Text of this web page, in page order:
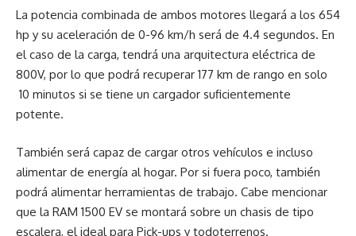
La potencia combinada de ambos motores llegará a los 654
hp y su aceleración de 0-96 km/h será de 4.4 segundos. En
el caso de la carga, tendrá una arquitectura eléctrica de
800V, por lo que podrá recuperar 177 km de rango en solo
10 minutos si se tiene un cargador suficientemente
potente.
También será capaz de cargar otros vehículos e incluso
alimentar de energía al hogar. Por si fuera poco, también
podrá alimentar herramientas de trabajo. Cabe mencionar
que la RAM 1500 EV se montará sobre un chasis de tipo
escalera, el ideal para Pick-ups y todoterrenos.